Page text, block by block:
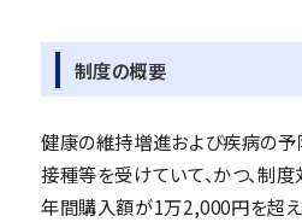
制度の概要
健康の維持増進および疾病の
接種等を受けていて、かつ、制
年間購入額が1万2,000円を超